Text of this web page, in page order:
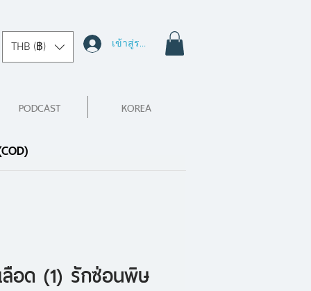
THB (฿) เข้าสู่ระบบ
PODCAST KOREA
ลือด (1) รักซ่อนพิษ